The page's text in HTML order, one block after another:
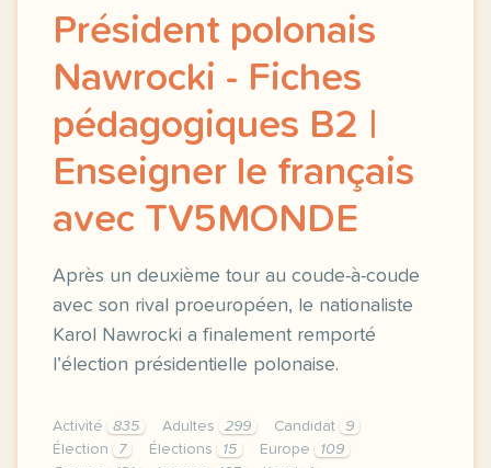
Président polonais
Nawrocki - Fiches
pédagogiques B2 |
Enseigner le français
avec TV5MONDE
Après un deuxième tour au coude-à-coude
avec son rival proeuropéen, le nationaliste
Karol Nawrocki a finalement remporté
l’élection présidentielle polonaise.
Activité 835 Adultes 299 Candidat
9
Élection
7 Élections 15 Europe
109